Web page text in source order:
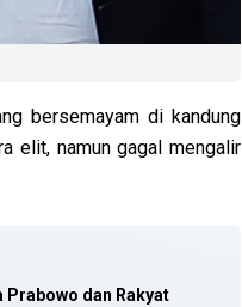
bersemayam di kandung
elit, namun gagal mengalir
Prabowo dan Rakyat